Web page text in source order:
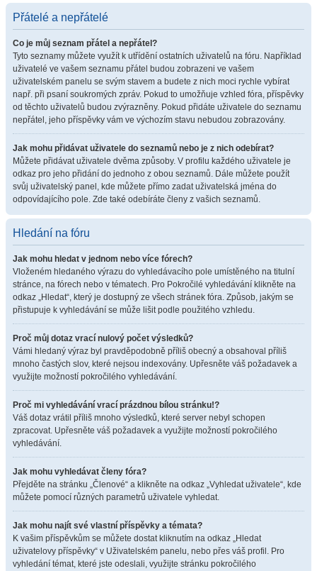
Přátelé a nepřátelé
Co je můj seznam přátel a nepřátel?
Tyto seznamy můžete využít k utřídění ostatních uživatelů na fóru. Například
uživatelé ve vašem seznamu přátel budou zobrazeni ve vašem
uživatelském panelu se svým stavem a budete z nich moci rychle vybírat
např. při psaní soukromých zpráv. Pokud to umožňuje vzhled fóra, příspěvky
od těchto uživatelů budou zvýrazněny. Pokud přidáte uživatele do seznamu
nepřátel, jeho příspěvky vám ve výchozím stavu nebudou zobrazovány.
Jak mohu přidávat uživatele do seznamů nebo je z nich odebírat?
Můžete přidávat uživatele dvěma způsoby. V profilu každého uživatele je
odkaz pro jeho přidání do jednoho z obou seznamů. Dále můžete použít
svůj uživatelský panel, kde můžete přímo zadat uživatelská jména do
odpovídajícího pole. Zde také odebíráte členy z vašich seznamů.
Hledání na fóru
Jak mohu hledat v jednom nebo více fórech?
Vloženém hledaného výrazu do vyhledávacího pole umístěného na titulní
stránce, na fórech nebo v tématech. Pro Pokročilé vyhledávání klikněte na
odkaz „Hledat“, který je dostupný ze všech stránek fóra. Způsob, jakým se
přistupuje k vyhledávání se může lišit podle použitého vzhledu.
Proč můj dotaz vrací nulový počet výsledků?
Vámi hledaný výraz byl pravděpodobně příliš obecný a obsahoval příliš
mnoho častých slov, které nejsou indexovány. Upřesněte váš požadavek a
využijte možností pokročilého vyhledávání.
Proč mi vyhledávání vrací prázdnou bílou stránku!?
Váš dotaz vrátil příliš mnoho výsledků, které server nebyl schopen
zpracovat. Upřesněte váš požadavek a využijte možností pokročilého
vyhledávání.
Jak mohu vyhledávat členy fóra?
Přejděte na stránku „Členové“ a klikněte na odkaz „Vyhledat uživatele“, kde
můžete pomocí různých parametrů uživatele vyhledat.
Jak mohu najít své vlastní příspěvky a témata?
K vašim příspěvkům se můžete dostat kliknutím na odkaz „Hledat
uživatelovy příspěvky“ v Uživatelském panelu, nebo přes váš profil. Pro
vyhledání témat, které jste odeslali, využijte stránku pokročilého